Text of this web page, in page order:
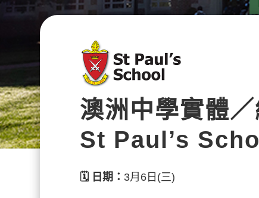
澳洲中學實體
St Paul’s
🗓️ 日期： 3月6日(三)